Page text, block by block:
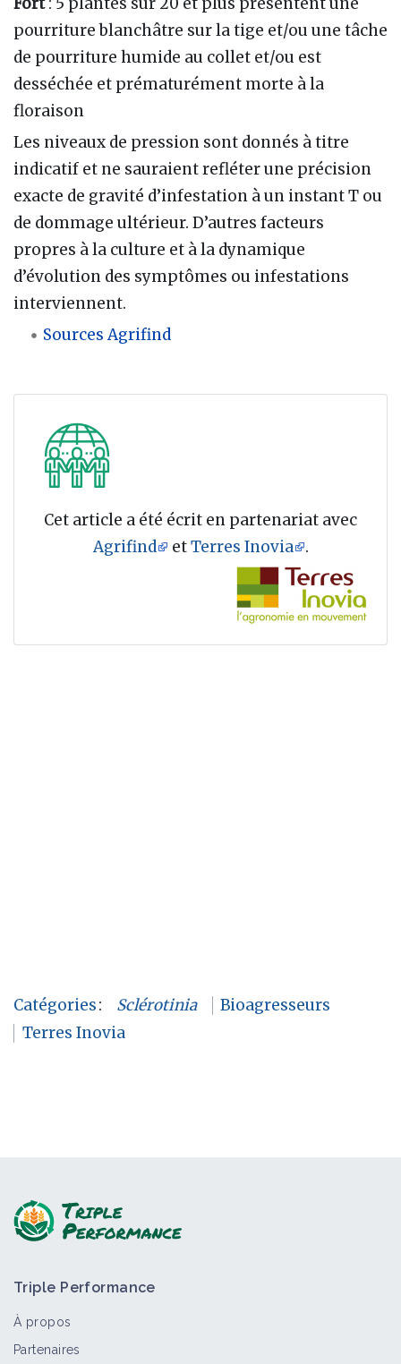
pourriture blanchâtre sur la tige et/ou une tâche
de pourriture humide au collet et/ou est
desséchée et prématurément morte à la
floraison
Les niveaux de pression sont donnés à titre
indicatif et ne sauraient refléter une précision
exacte de gravité d’infestation à un instant T ou
de dommage ultérieur. D’autres facteurs
propres à la culture et à la dynamique
d’évolution des symptômes ou infestations
interviennent.
Sources Agrifind
Cet article a été écrit en partenariat avec
Agrifind
etTerres Inovia .
Catégories: Sclérotinia
Bioagresseurs
Terres Inovia
Triple Performance
À propos
Partenaires